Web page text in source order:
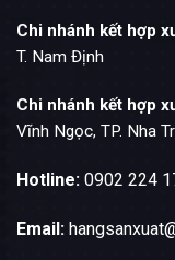
Chi nhánh kết hợp
T. Nam Định
Chi nhánh kết hợp
Vĩnh Ngọc, TP. Nha
Hotline: 0902 224
Email: